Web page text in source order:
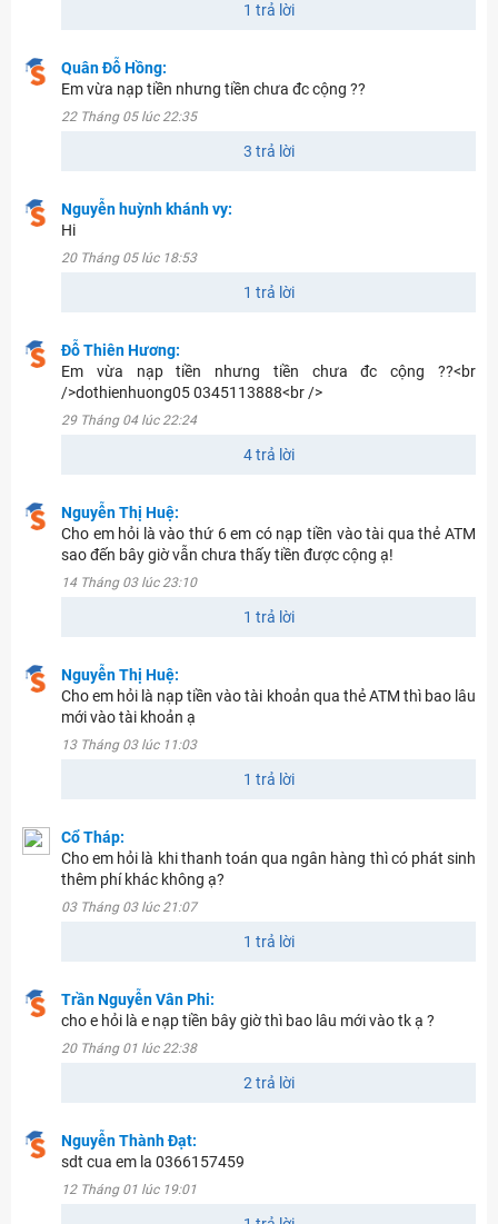
1 trả lời
Quân Đỗ Hồng:
Em vừa nạp tiền nhưng tiền chưa đc cộng ??
22 Tháng 05 lúc 22:35
3 trả lời
Nguyễn huỳnh khánh vy:
Hi
20 Tháng 05 lúc 18:53
1 trả lời
Đỗ Thiên Hương:
Em vừa nạp tiền nhưng tiền chưa đc cộng ??<br
/>dothienhuong05 0345113888<br />
29 Tháng 04 lúc 22:24
4 trả lời
Nguyễn Thị Huệ:
Cho em hỏi là vào thứ 6 em có nạp tiền vào tài qua thẻ ATM
sao đến bây giờ vẫn chưa thấy tiền được cộng ạ!
14 Tháng 03 lúc 23:10
1 trả lời
Nguyễn Thị Huệ:
Cho em hỏi là nạp tiền vào tài khoản qua thẻ ATM thì bao lâu
mới vào tài khoản ạ
13 Tháng 03 lúc 11:03
1 trả lời
Cổ Tháp:
Cho em hỏi là khi thanh toán qua ngân hàng thì có phát sinh
thêm phí khác không ạ?
03 Tháng 03 lúc 21:07
1 trả lời
Trần Nguyễn Vân Phi:
cho e hỏi là e nạp tiền bây giờ thì bao lâu mới vào tk ạ ?
20 Tháng 01 lúc 22:38
2 trả lời
Nguyễn Thành Đạt:
sdt cua em la 0366157459
12 Tháng 01 lúc 19:01